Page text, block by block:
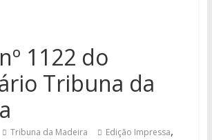
1122 do
Tribuna da
Tribuna da Madeira Edição Impressa,